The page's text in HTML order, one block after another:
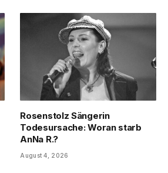
Rosenstolz Sängerin
Todesursache: Woran starb
AnNa R.?
August 4, 2026